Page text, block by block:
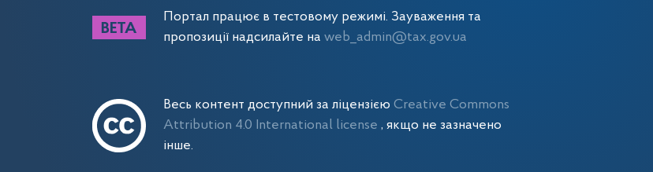
Портал працює в тестовому режимі. Зауваження та
пропозиції надсилайте на web_admin@tax.gov.ua
Весь контент доступний за ліцензією Creative Commons
Attribution 4.0 International license , якщо не зазначено
інше.